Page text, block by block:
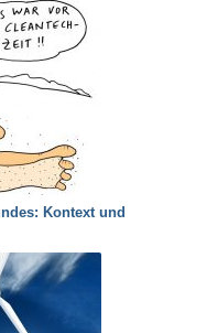
Kontext und